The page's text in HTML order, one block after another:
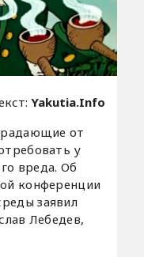
Yakutia.Info
от
у
вреда. Об
конференции
заявил
Лебедев,